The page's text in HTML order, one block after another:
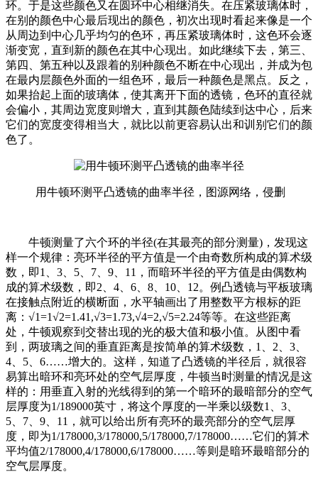
环。于是这些颜色又在圆环中心相继消失。在压紧玻璃体时，
在别的颜色中心最后现出的颜色，初次出现时看起来像是一个
从周边到中心几乎均匀的色环，再压紧玻璃体时，这色环会逐
渐变宽，直到新的颜色在其中心现出。如此继续下去，第三、
第四、第五种以及跟着的别种颜色不断在中心现出，并成为包
在最内层颜色外面的一组色环，最后一种颜色是黑点。反之，
如果抬起上面的玻璃体，使其离开下面的透镜，色环的直径就
会偏小，其周边宽度则增大，直到其颜色陆续到达中心，后来
它们的宽度变得相当大，就比以前更容易认出和训别它们的颜
色了。
用牛顿环测平凸透镜的曲率半径，图源网络，侵删
牛顿测量了六个环的半径(在其最亮的部分测量)，发现这
样一个规律：亮环半径的平方值是一个由奇数所构成的算术级
数，即1、3、5、7、9、11，而暗环半径的平方值是由偶数构
成的算术级数，即2、4、6、8、10、12。例凸透镜与平板玻璃
在接触点附近的横断面，水平轴画出了用整数平方根标的距
离：√1=1√2=1.41,√3=1.73,√4=2,√5=2.24等等。在这些距离
处，牛顿观察到交替出现的光的极大值和极小值。从图中看
到，两玻璃之间的垂直距离是按简单的算术级数，1、2、3、
4、5、6……增大的。这样，知道了凸透镜的半径后，就很容
易算出暗环和亮环处的空气层厚度，牛顿当时测量的情况是这
样的：用垂直入射的光线得到的第一个暗环的最暗部分的空气
层厚度为1/189000英寸，将这个厚度的一半乘以级数1、3、
5、7、9、11，就可以给出所有亮环的最亮部分的空气层厚
度，即为1/178000,3/178000,5/178000,7/178000……它们的算术
平均值2/178000,4/178000,6/178000……等则是暗环最暗部分的
空气层厚度。